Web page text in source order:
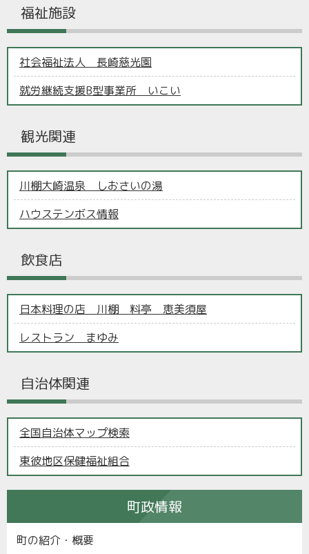
福祉施設
社会福祉法人 長崎慈光園
就労継続支援B型事業所 いこい
観光関連
川棚大崎温泉 しおさいの湯
ハウステンボス情報
飲食店
日本料理の店 川棚 料亭 恵美須屋
レストラン まゆみ
自治体関連
全国自治体マップ検索
東彼地区保健福祉組合
町政情報
町の紹介・概要